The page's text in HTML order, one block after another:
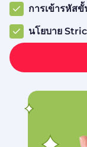
การเข้ารหัส
นโยบาย